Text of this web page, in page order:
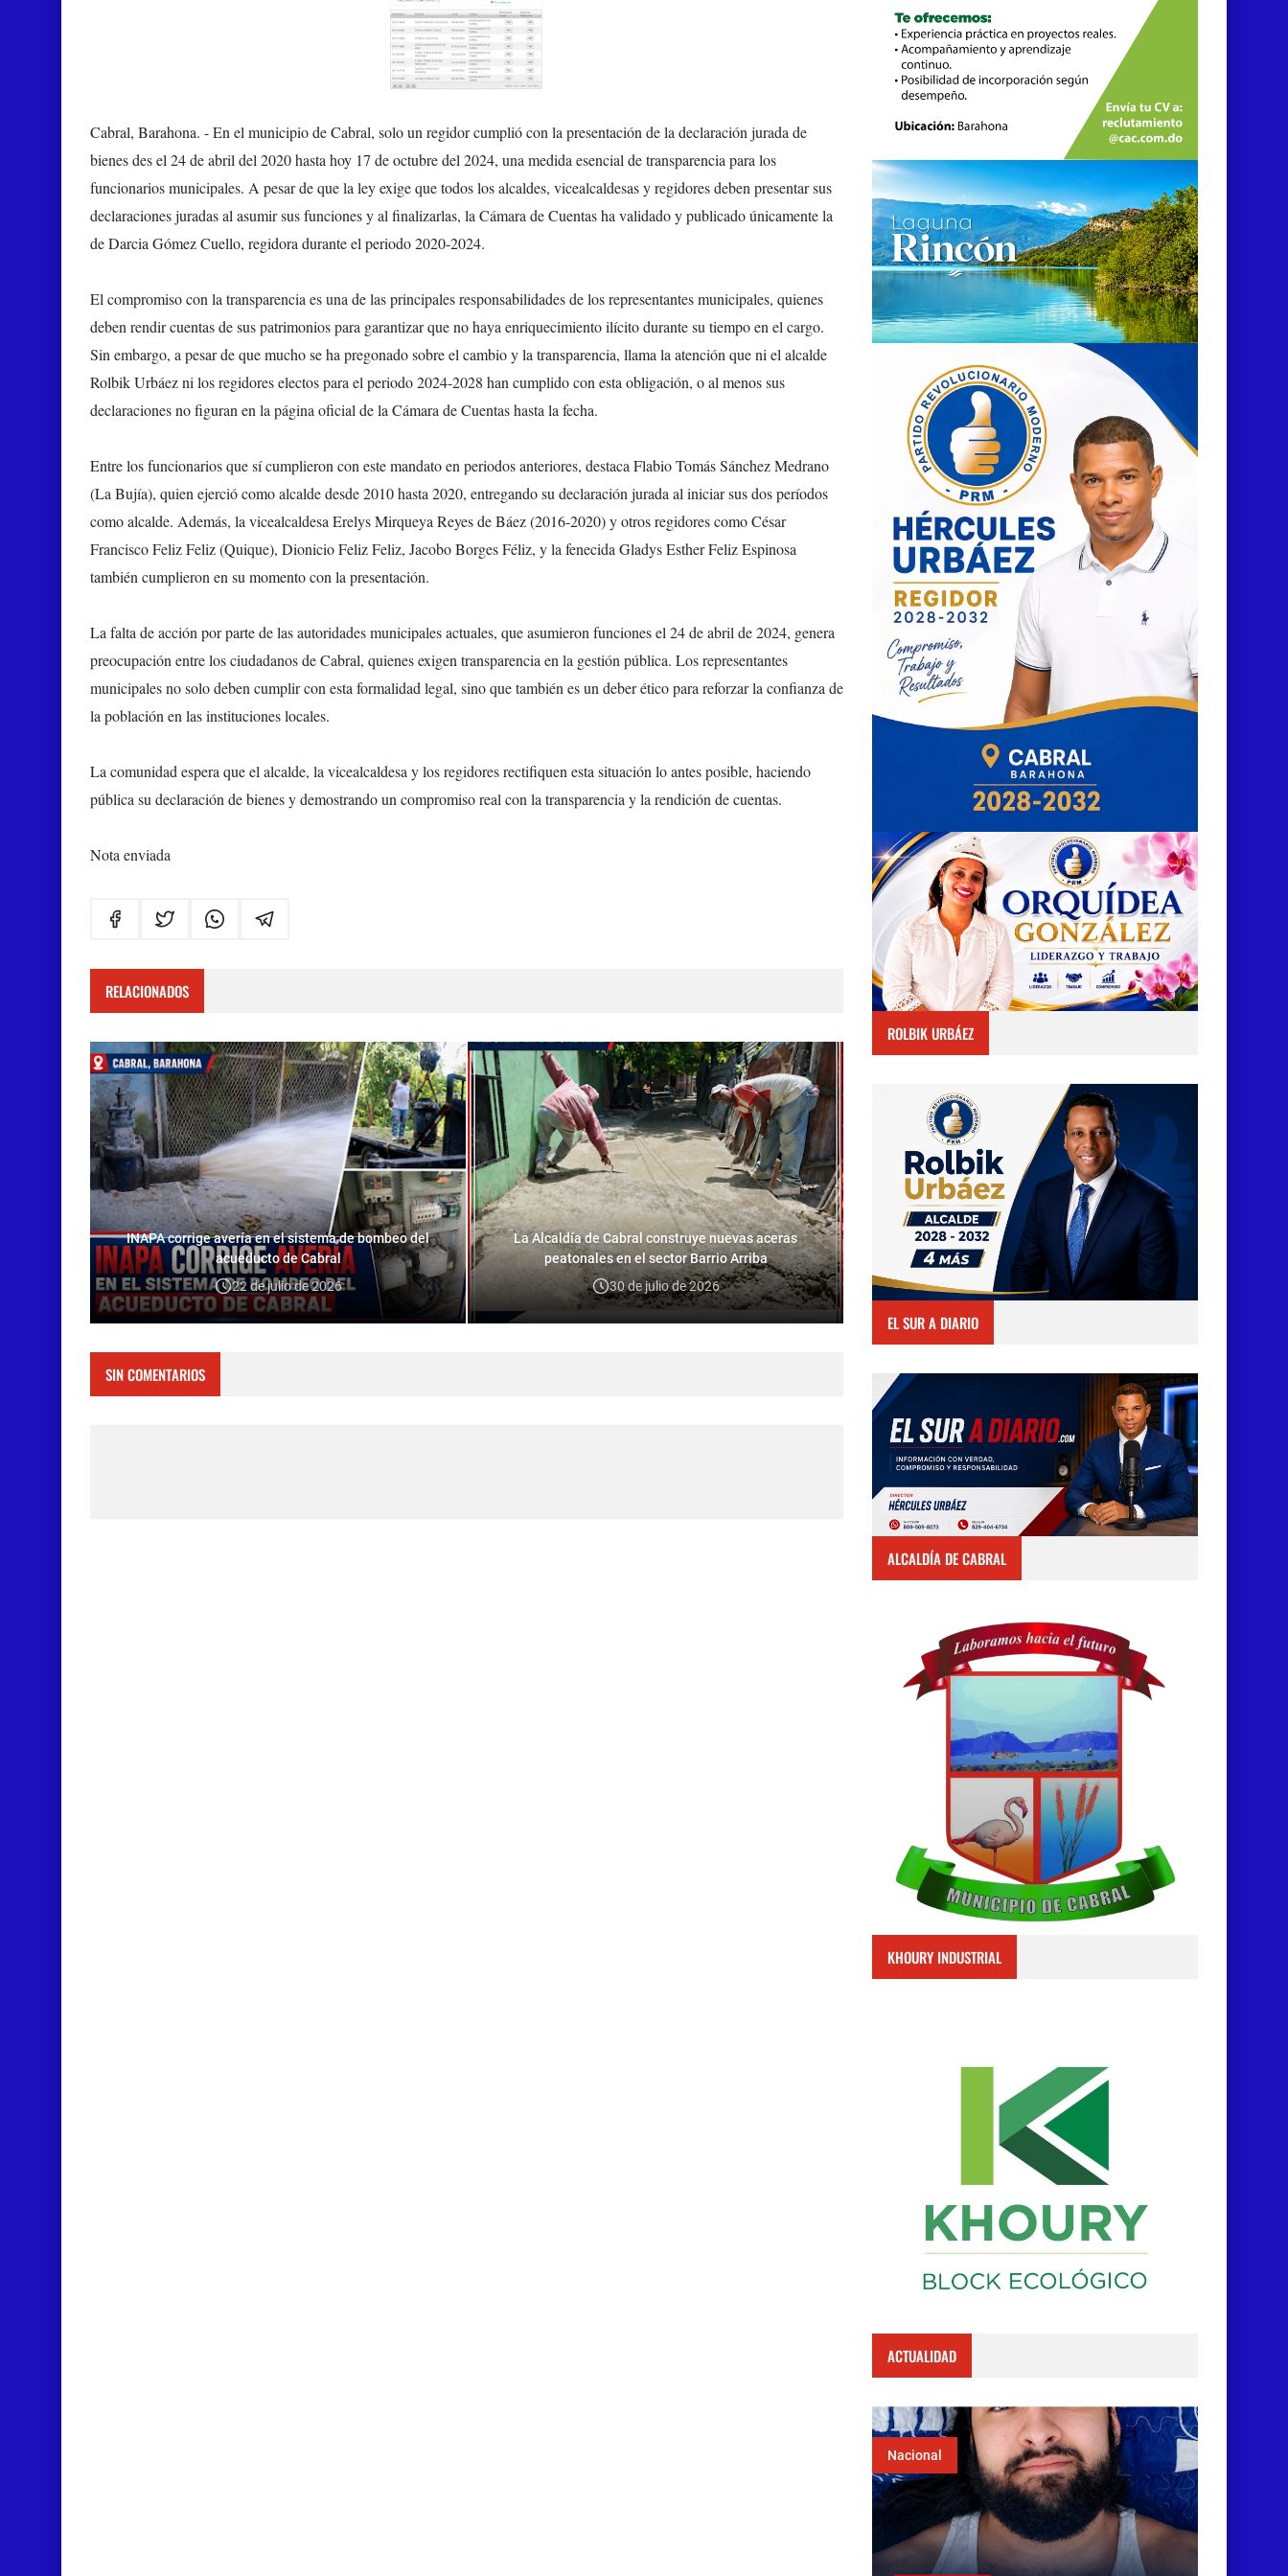
Cabral, Barahona. -En el municipio de Cabral, solo un regidor cumplió con la presentación de la declaración jurada de
bienes des el 24 de abril del 2020 hasta hoy 17 de octubre del 2024, una medida esencial de transparencia para los
funcionarios municipales. A pesar de que la ley exige que todos los alcaldes, vicealcaldesas y regidores deben presentar sus
declaraciones juradas al asumir sus funciones y al finalizarlas, la Cámara de Cuentas ha validado y publicado únicamente la
de Darcia Gómez Cuello, regidora durante el periodo 2020-2024.
El compromiso con la transparencia es una de las principales responsabilidades de los representantes municipales, quienes
deben rendir cuentas de sus patrimonios para garantizar que no haya enriquecimiento ilícito durante su tiempo en el cargo.
Sin embargo, a pesar de que mucho se ha pregonado sobre el cambio y la transparencia, llama la atención que ni el alcalde
Rolbik Urbáez ni los regidores electos para el periodo 2024-2028 han cumplido con esta obligación, o al menos sus
declaraciones no figuran en la página oficial de la Cámara de Cuentas hasta la fecha.
Entre los funcionarios que sí cumplieron con este mandato en periodos anteriores, destaca Flabio Tomás Sánchez Medrano
(La Bujía), quien ejerció como alcalde desde 2010 hasta 2020, entregando su declaración jurada al iniciar sus dos períodos
como alcalde. Además, la vicealcaldesa Erelys Mirqueya Reyes de Báez (2016-2020) y otros regidores como César
Francisco Feliz Feliz (Quique), Dionicio Feliz Feliz, Jacobo Borges Féliz, y la fenecida Gladys Esther Feliz Espinosa
también cumplieron en su momento con la presentación.
La falta de acción por parte de las autoridades municipales actuales, que asumieron funciones el 24 de abril de 2024, genera
preocupación entre los ciudadanos de Cabral, quienes exigen transparencia en la gestión pública. Los representantes
municipales no solo deben cumplir con esta formalidad legal, sino que también es un deber ético para reforzar la confianza de
la población en las instituciones locales.
La comunidad espera que el alcalde, la vicealcaldesa y los regidores rectifiquen esta situación lo antes posible, haciendo
pública su declaración de bienes y demostrando un compromiso real con la transparencia y la rendición de cuentas.
Nota enviada
RELACIONADOS
INAPA corrige avería en el sistema de bombeo del
acueducto de Cabral
22 de julio de 2026
La Alcaldía de Cabral construye nuevas aceras
peatonales en el sector Barrio Arriba
30 de julio de 2026
SIN COMENTARIOS
ROLBIK URBÁEZ
EL SUR A DIARIO
ALCALDÍA DE CABRAL
KHOURY INDUSTRIAL
ACTUALIDAD
Nacional